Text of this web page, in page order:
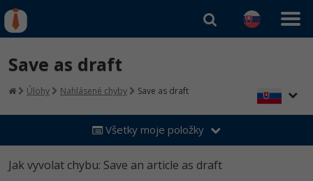
hradené úradom práce
Ako začať?
Java -80%
Kurzy e-commerce
Testovanie softvéru
Médiá
Prihlásiť sa| Registrovať
Save as draft
Úlohy Nahlásené chyby Save as draft
Všetky moje položky
Jak vyvolat chybu: Save an article as draft